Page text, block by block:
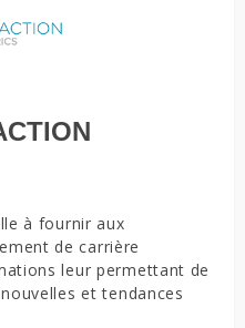
à fournir aux
de carrière
leur permettant de
et tendances